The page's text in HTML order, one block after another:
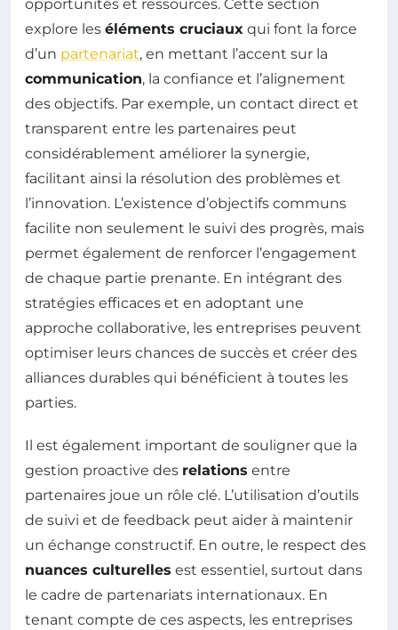
opportunités et ressources. Cette section
explore les éléments cruciaux qui font la force
d’un partenariat, en mettant l’accent sur la
communication, la confiance et l’alignement
des objectifs. Par exemple, un contact direct et
transparent entre les partenaires peut
considérablement améliorer la synergie,
facilitant ainsi la résolution des problèmes et
l’innovation. L’existence d’objectifs communs
facilite non seulement le suivi des progrès, mais
permet également de renforcer l’engagement
de chaque partie prenante. En intégrant des
stratégies efficaces et en adoptant une
approche collaborative, les entreprises peuvent
optimiser leurs chances de succès et créer des
alliances durables qui bénéficient à toutes les
parties.
Il est également important de souligner que la
gestion proactive des relations entre
partenaires joue un rôle clé. L’utilisation d’outils
de suivi et de feedback peut aider à maintenir
un échange constructif. En outre, le respect des
nuances culturelles est essentiel, surtout dans
le cadre de partenariats internationaux. En
tenant compte de ces aspects, les entreprises